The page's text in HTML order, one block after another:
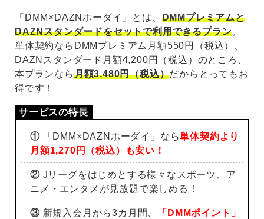
「DMM×DAZNホーダイ」とは、 DMMプレミアムと
DAZNスタンダードをセットで利用できるプラン。
単体契約ならDMMプレミアム月額550円（税込）、
DAZNスタンダード月額4,200円（税込）のところ、
本プランなら月額3,480円（税込）だからとってもお
得です！
①「DMM×DAZNホーダイ」なら単体契約より
月額1,270円（税込）も安い！
②Jリーグをはじめとする様々なスポーツ、ア
ニメ・エンタメが見放題で楽しめる！
③新規入会月から3カ月間、
「DMMポイント」